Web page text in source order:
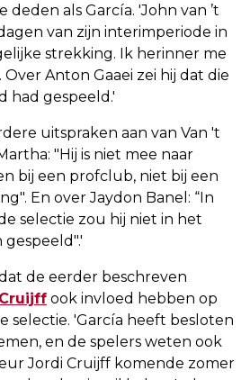
als García. 'John van ’t
van zijn interimperiode in
strekking. Ik herinner me
Anton Gaaei zei hij dat die
had gespeeld.'
uitspraken aan van Van 't
"Hij is niet mee naar
bij een profclub, niet bij een
En over Jaydon Banel: “In
selectie zou hij niet in het
de eerder beschreven
ook invloed hebben op
selectie. 'García heeft besloten
en de spelers weten ook
Jordi Cruijff komende zomer